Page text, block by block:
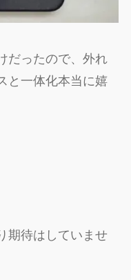
だったので、外れ
と一体化本当に嬉
期待はしていませ